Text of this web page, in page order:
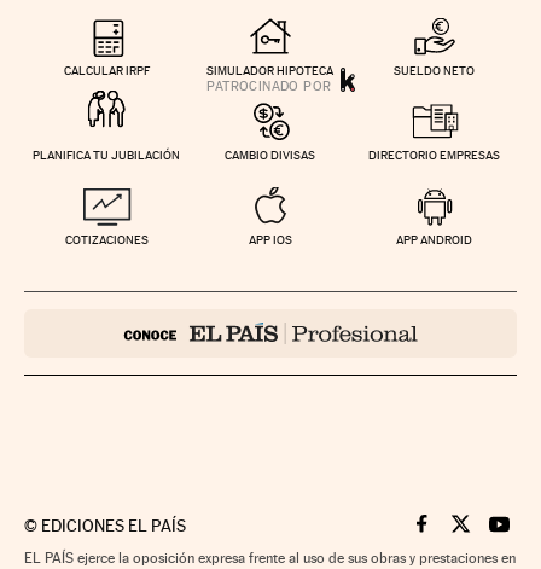
CALCULAR IRPF SIMULADOR HIPOTECA SUELDO NETO
PLANIFICA TU JUBILACIÓN CAMBIO DIVISAS DIRECTORIO EMPRESAS
COTIZACIONES APP IOS APP ANDROID
© EDICIONES EL PAÍS Cinco Días en
Cinco Días
Cinco
EL PAÍS ejerce la oposición expresa frente al uso de sus obras y prestaciones en